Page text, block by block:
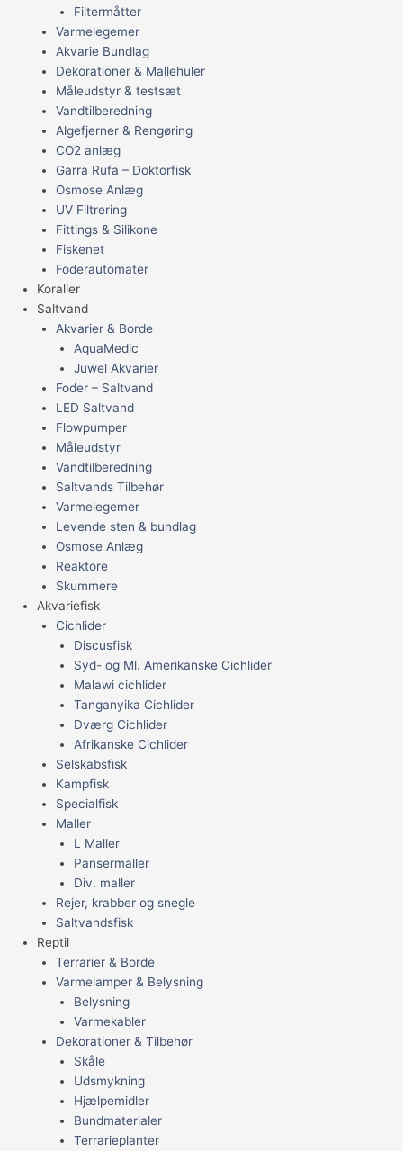
Filtermåtter
Varmelegemer
Akvarie Bundlag
Dekorationer & Mallehuler
Måleudstyr & testsæt
Vandtilberedning
Algefjerner & Rengøring
CO2 anlæg
Garra Rufa – Doktorfisk
Osmose Anlæg
UV Filtrering
Fittings & Silikone
Fiskenet
Foderautomater
Koraller
Saltvand
Akvarier & Borde
AquaMedic
Juwel Akvarier
Foder – Saltvand
LED Saltvand
Flowpumper
Måleudstyr
Vandtilberedning
Saltvands Tilbehør
Varmelegemer
Levende sten & bundlag
Osmose Anlæg
Reaktore
Skummere
Akvariefisk
Cichlider
Discusfisk
Syd- og Ml. Amerikanske Cichlider
Malawi cichlider
Tanganyika Cichlider
Dværg Cichlider
Afrikanske Cichlider
Selskabsfisk
Kampfisk
Specialfisk
Maller
L Maller
Pansermaller
Div. maller
Rejer, krabber og snegle
Saltvandsfisk
Reptil
Terrarier & Borde
Varmelamper & Belysning
Belysning
Varmekabler
Dekorationer & Tilbehør
Skåle
Udsmykning
Hjælpemidler
Bundmaterialer
Terrarieplanter